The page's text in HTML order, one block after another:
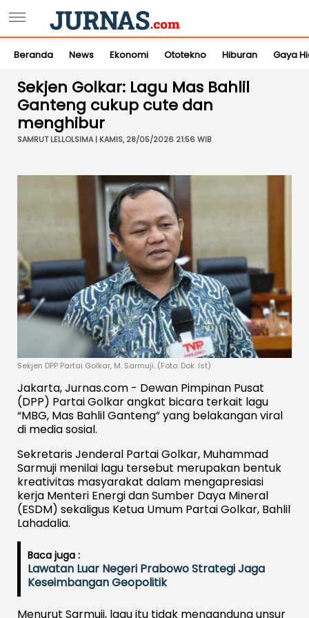
Beranda News Ekonomi Ototekno Hiburan Gaya
Sekjen Golkar: Lagu Mas Bahlil
Ganteng cukup cute dan
menghibur
SAMRUT LELLOLSIMA | KAMIS, 28/05/2026 21:56 WIB
Sekjen DPP Partai Golkar, M. Sarmuji. (Foto: Dok. Ist)
Jakarta, Jurnas.com - Dewan Pimpinan Pusat
(DPP) Partai Golkar angkat bicara terkait lagu
“MBG, Mas Bahlil Ganteng” yang belakangan viral
di media sosial.
Sekretaris Jenderal Partai Golkar, Muhammad
Sarmuji menilai lagu tersebut merupakan bentuk
kreativitas masyarakat dalam mengapresiasi
kerja Menteri Energi dan Sumber Daya Mineral
(ESDM) sekaligus Ketua Umum Partai Golkar, Bahlil
Lahadalia.
Baca juga :
Lawatan Luar Negeri Prabowo Strategi Jaga
Keseimbangan Geopolitik
Menurut Sarmuji, lagu itu tidak mengandung unsur